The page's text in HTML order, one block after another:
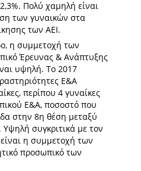
Πολύ χαμηλή είναι
των γυναικών στα
των ΑΕΙ.
η συμμετοχή των
Έρευνας & Ανάπτυξης
υψηλή. Το 2017
E&A
περίπου 4 γυναίκες
Ε&Α, ποσοστό που
στην 8η θέση μεταξύ
συγκριτικά με τον
η συμμετοχή των
προσωπικό των